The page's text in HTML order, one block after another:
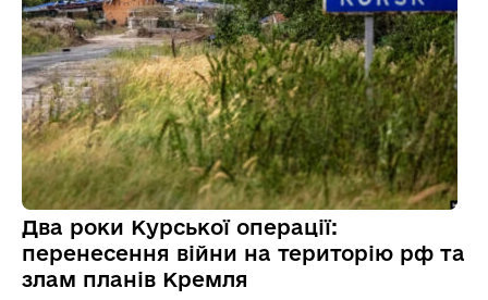
Два роки Курської операції:
перенесення війни на територію рф та
злам планів Кремля